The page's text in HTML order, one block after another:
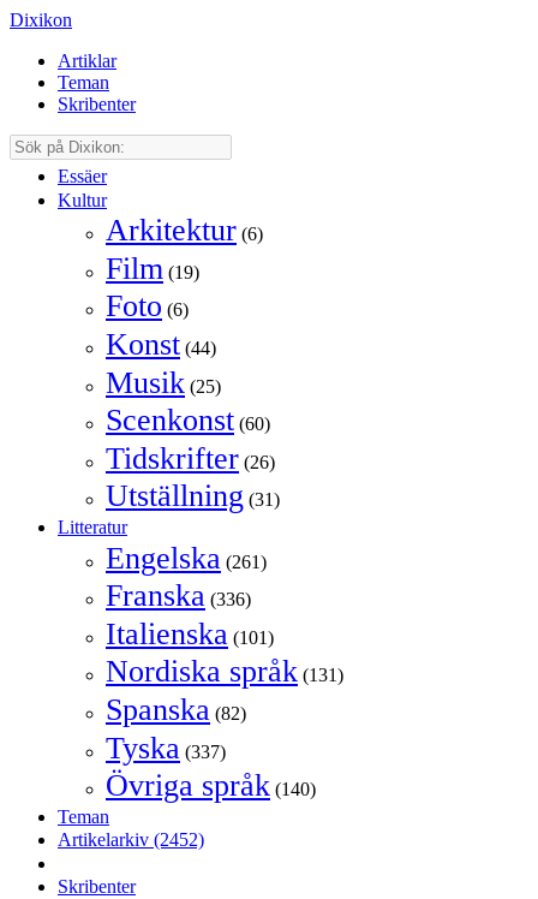
Dixikon
Artiklar
Teman
Skribenter
Essäer
Kultur
Arkitektur (6)
Film (19)
Foto (6)
Konst (44)
Musik (25)
Scenkonst (60)
Tidskrifter (26)
Utställning (31)
Litteratur
Engelska (261)
Franska (336)
Italienska (101)
Nordiska språk (131)
Spanska (82)
Tyska (337)
Övriga språk (140)
Teman
Artikelarkiv (2452)
Skribenter